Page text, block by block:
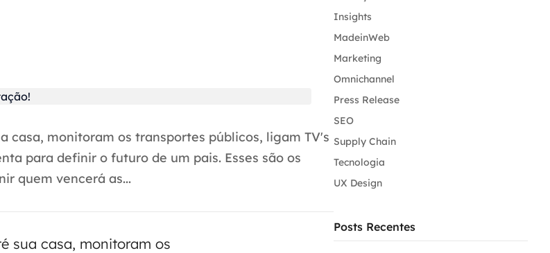
casa, monitoram os transportes públicos, ligam TV's
para definir o futuro de um pais. Esses são os
quem vencerá as...
sua casa, monitoram os
Insights
MadeinWeb
Marketing
Omnichannel
Press Release
SEO
Supply Chain
Tecnologia
UX Design
Posts Recentes